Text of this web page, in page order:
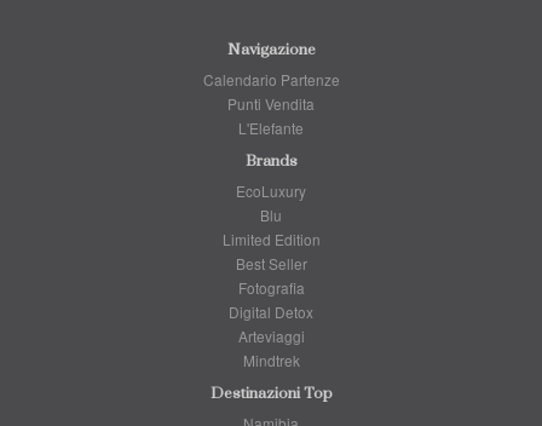
Navigazione
Calendario Partenze
Punti Vendita
L'Elefante
Brands
EcoLuxury
Blu
Limited Edition
Best Seller
Fotografia
Digital Detox
Arteviaggi
Mindtrek
Destinazioni Top